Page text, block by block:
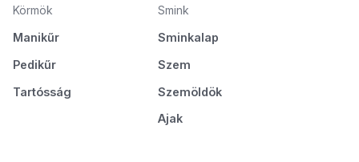
Körmök
Manikűr
Pedikűr
Tartósság
Smink
Sminkalap
Szem
Szemöldök
Ajak